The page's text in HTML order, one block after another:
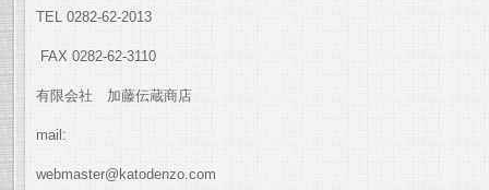
TEL 0282-62-2013
FAX 0282-62-3110
有限会社 加藤伝蔵商店
mail:
webmaster@katodenzo.com